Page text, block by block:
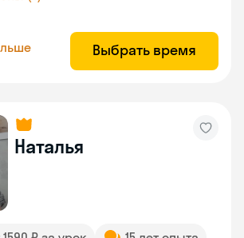
Выбрать время
Наталья